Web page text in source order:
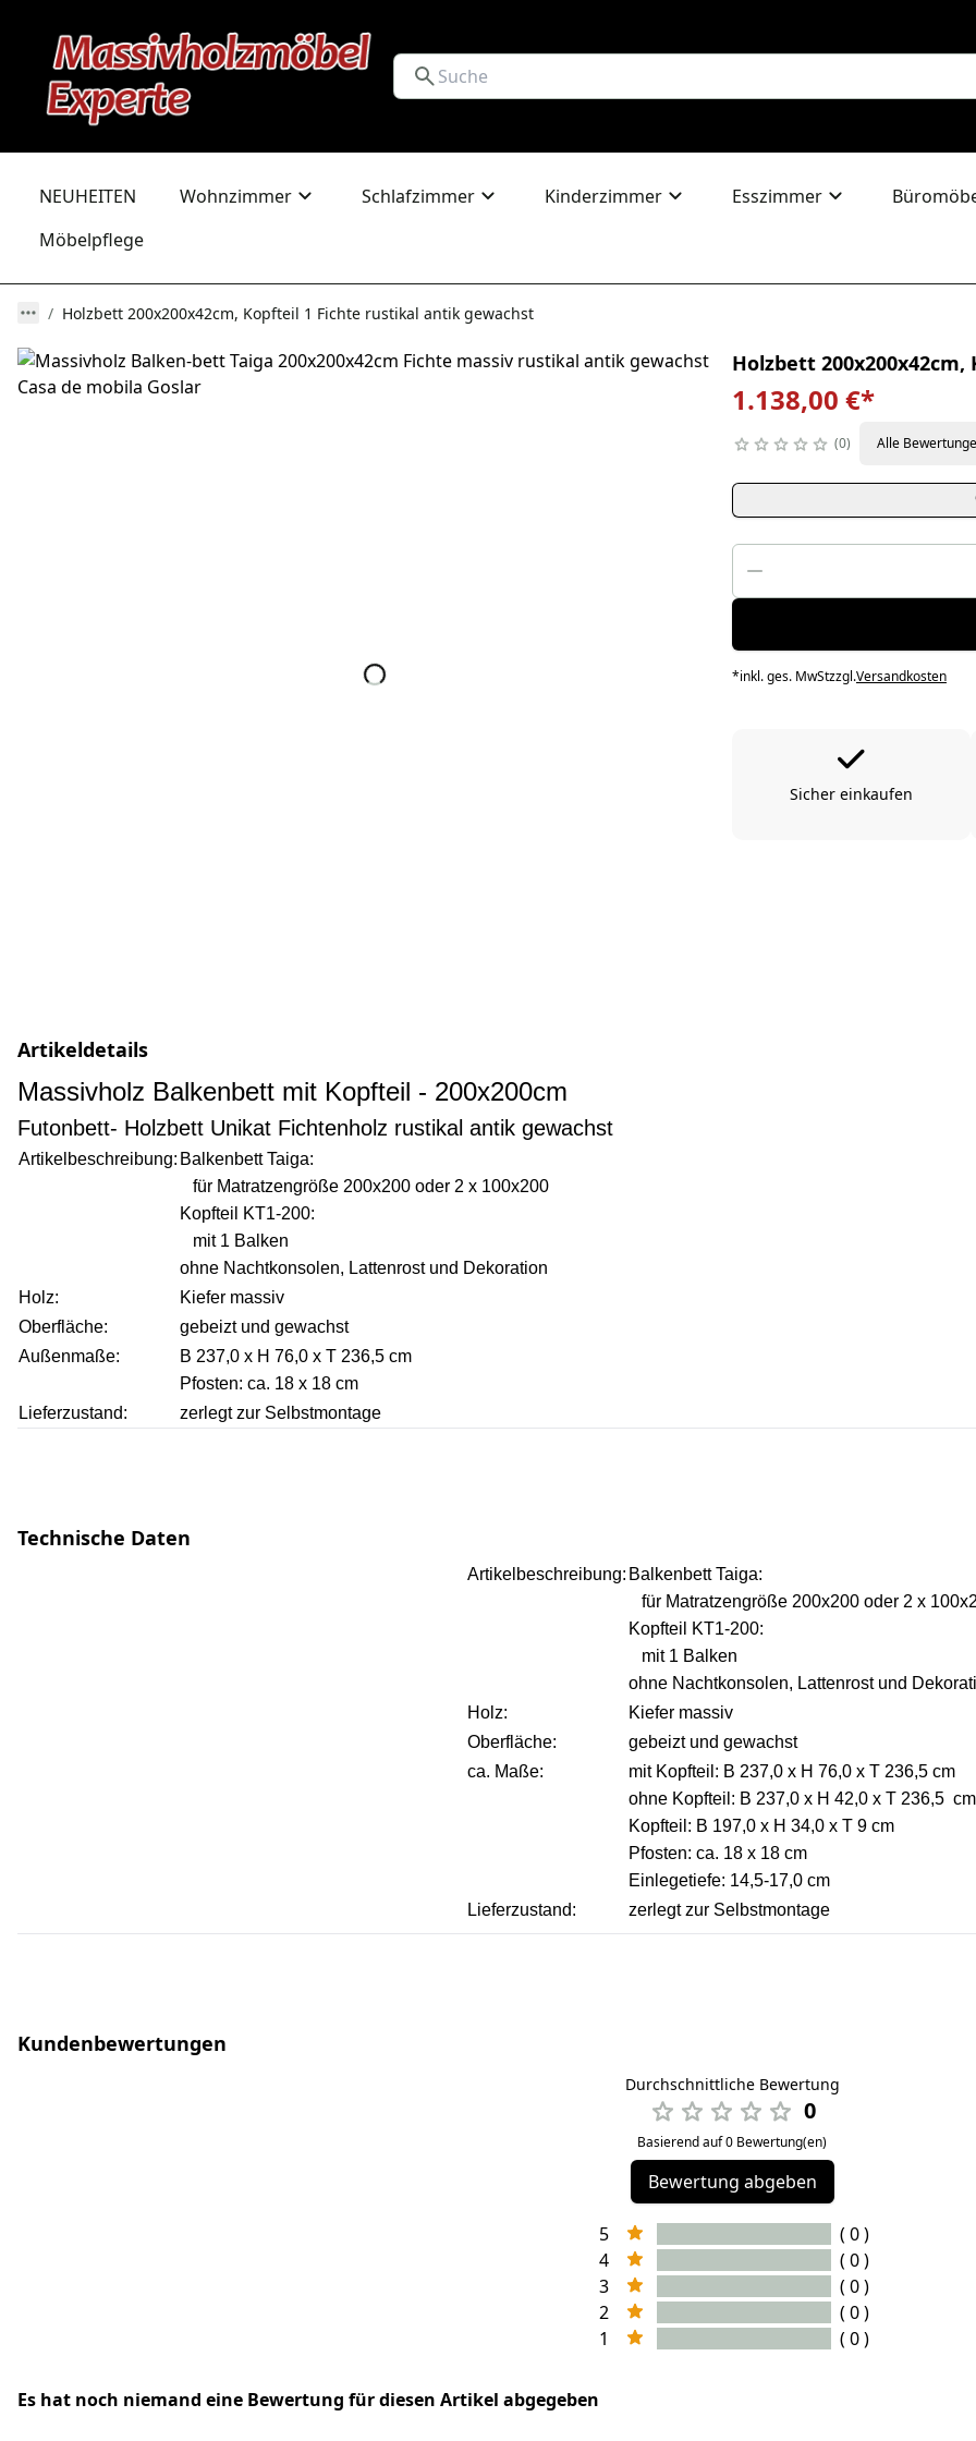
NEUHEITEN Wohnzimmer Schlafzimmer Kinderzimmer Esszimmer
Möbelpflege
Holzbett 200x200x42cm, Kopfteil 1 Fichte rustikal antik gewachst
Holzbett
1.138,00 €*
0 Alle
*inkl. ges. MwStzzgl.Versandkosten
Sicher einkaufen
Artikeldetails
Massivholz Balkenbett mit Kopfteil - 200x200cm
Futonbett- Holzbett Unikat Fichtenholz rustikal antik gewachst
Artikelbeschreibung: Balkenbett Taiga:
für Matratzengröße 200x200 oder 2 x 100x200
Kopfteil KT1-200:
mit 1 Balken
ohne Nachtkonsolen, Lattenrost und Dekoration
Holz:
Kiefer massiv
Oberfläche:
gebeizt und gewachst
Außenmaße:
B 237,0 x H 76,0 x T 236,5 cm
Pfosten: ca. 18 x 18 cm
Lieferzustand:
zerlegt zur Selbstmontage
Technische Daten
Artikelbeschreibung: Balkenbett Taiga:
für Matratzengröße 200x200 oder 2 x
Kopfteil KT1-200:
mit 1 Balken
ohne Nachtkonsolen, Lattenrost und
Holz:
Kiefer massiv
Oberfläche:
gebeizt und gewachst
ca. Maße:
mit Kopfteil: B 237,0 x H 76,0 x T 236,5 cm
ohne Kopfteil: B 237,0 x H 42,0 x T 236,5 cm
Kopfteil: B 197,0 x H 34,0 x T 9 cm
Pfosten: ca. 18 x 18 cm
Einlegetiefe: 14,5-17,0 cm
Lieferzustand:
zerlegt zur Selbstmontage
Kundenbewertungen
Durchschnittliche Bewertung
0
Basierend auf 0 Bewertung(en)
Bewertung abgeben
5
( 0 )
4
( 0 )
3
( 0 )
2
( 0 )
1
( 0 )
Es hat noch niemand eine Bewertung für diesen Artikel abgegeben